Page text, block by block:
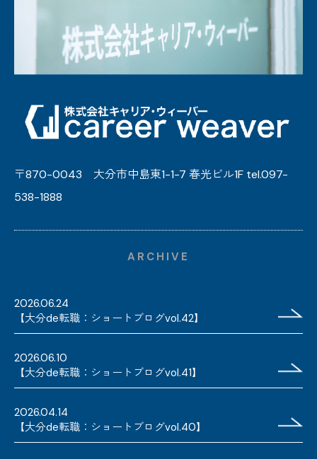
〒870-0043 大分市中島東1-1-7 春光ビル1F tel.097-
538-1888
ARCHIVE
2026.06.24
【大分de転職：ショートブログvol.42】
2026.06.10
【大分de転職：ショートブログvol.41】
2026.04.14
【大分de転職：ショートブログvol.40】